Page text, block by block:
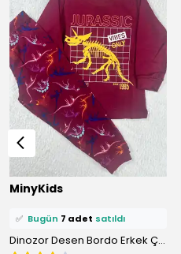
MinyKids
⭐️ Bu ürünü13 kişifavoriledi!
7 kişi
✅ Bugün 7 adet satıldı
Dinozor Desen Bordo Erkek Çocuk Pijama Takım